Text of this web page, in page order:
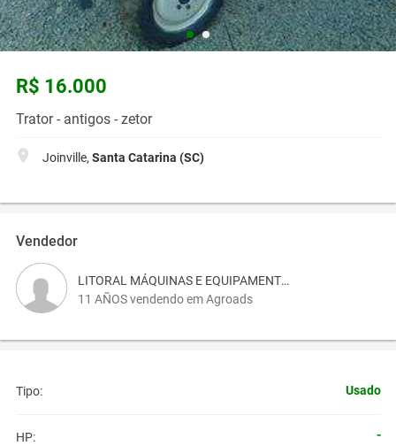
R$ 16.000
Trator - antigos - zetor
Joinville, Santa Catarina (SC)
Vendedor
LITORAL MÁQUINAS E EQUIPAMENTOS
11 AÑOS vendendo em Agroads
Tipo: Usado
HP: -